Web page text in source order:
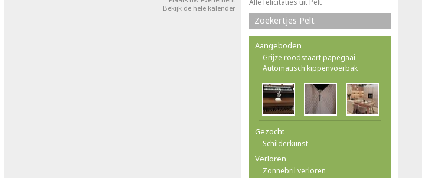
Bekijk de hele kalender
Alle felicitaties uit Pelt
Zoekertjes Pelt
Aangeboden
Grijze roodstaart papegaai
Automatisch kippenvoerbak
Gezocht
Schilderkunst
Verloren
Zonnebril verloren